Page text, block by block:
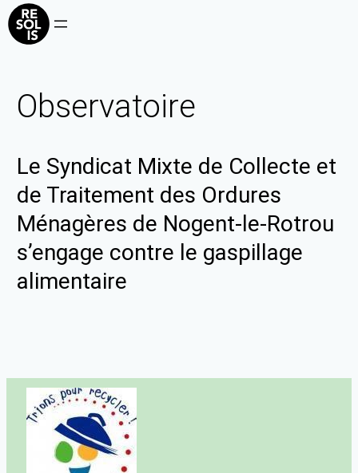
Observatoire
Le Syndicat Mixte de Collecte et
de Traitement des Ordures
Ménagères de Nogent-le-Rotrou
s’engage contre le gaspillage
alimentaire